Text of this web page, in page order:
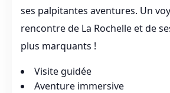
ses palpitantes aventures. Un
rencontre de La Rochelle et de
plus marquants !
Visite guidée
Aventure immersive